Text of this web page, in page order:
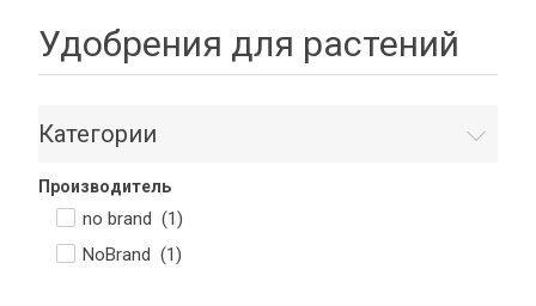
Удобрения для растений
Категории
Производитель
no brand (1)
NoBrand (1)